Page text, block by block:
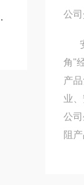
公
安
角"
产
业
公
阻